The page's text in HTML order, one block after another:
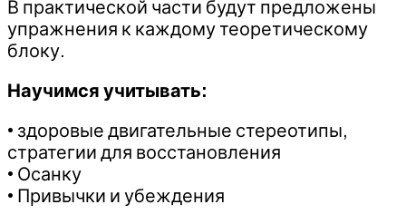
В практической части будут предложены
упражнения к каждому теоретическому
блоку.
Научимся учитывать:
• здоровые двигательные стереотипы,
стратегии для восстановления
• Осанку
• Привычки и убеждения